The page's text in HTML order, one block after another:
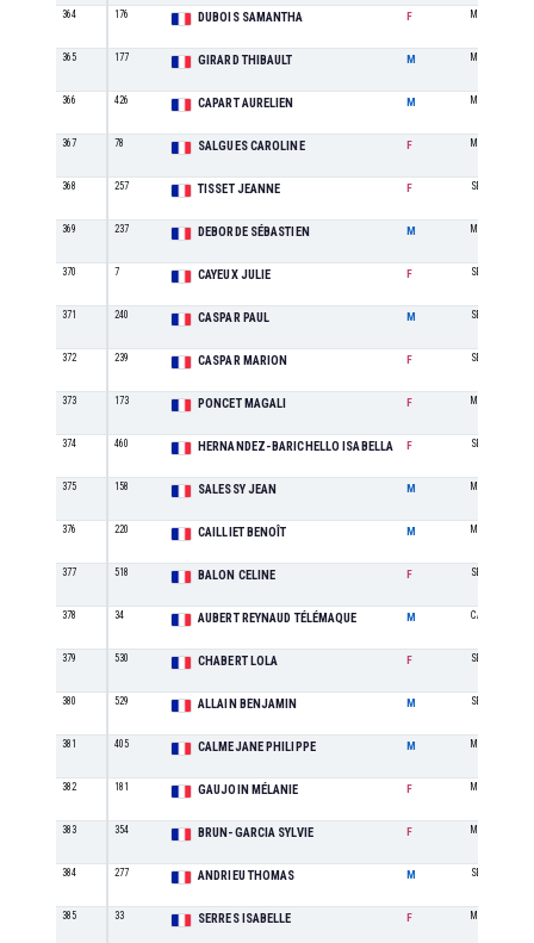
364 176 DUBOIS SAMANTHA F M2
365 177 GIRARD THIBAULT M M0
366 426 CAPART AURELIEN M M1
367 78 SALGUES CAROLINE F M2
368 257 TISSET JEANNE F SE
369 237 DEBORDE SÉBASTIEN M M3
370 7 CAYEUX JULIE F SE
371 240 CASPAR PAUL M SE
372 239 CASPAR MARION F SE
373 173 PONCET MAGALI F M1
374 460 HERNANDEZ-BARICHELLO ISABELLA F SE
375 158 SALESSY JEAN M M7
376 220 CAILLIET BENOÎT M M0
377 518 BALON CELINE F SE
378 34 AUBERT REYNAUD TÉLÉMAQUE M CA
379 530 CHABERT LOLA F SE
380 529 ALLAIN BENJAMIN M SE
381 405 CALMEJANE PHILIPPE M M4
382 181 GAUJOIN MÉLANIE F M0
383 354 BRUN-GARCIA SYLVIE F M2
384 277 ANDRIEU THOMAS M SE
385 33 SERRES ISABELLE F M2